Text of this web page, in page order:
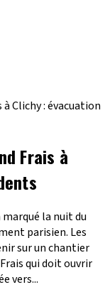
Clichy : évacuation
Frais à
la nuit du
parisien. Les
sur un chantier
qui doit ouvrir
vers...